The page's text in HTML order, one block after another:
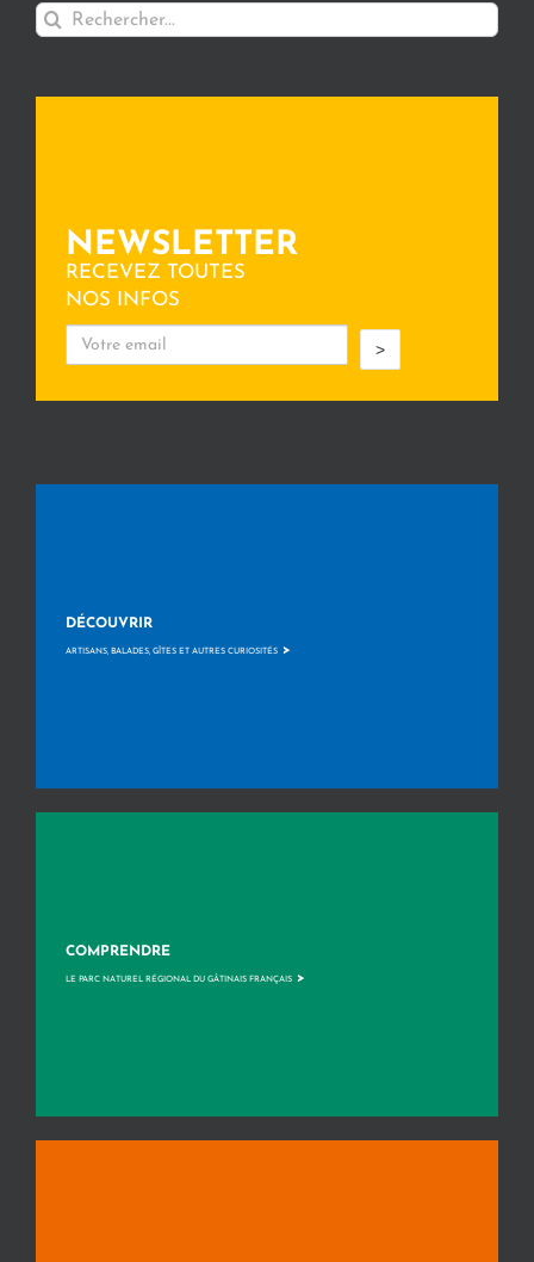
Rechercher:
NEWSLETTER
RECEVEZ TOUTES
NOS INFOS
>
DÉCOUVRIR
ARTISANS, BALADES, GÎTES ET AUTRES CURIOSITÉS >
COMPRENDRE
LE PARC NATUREL RÉGIONAL DU GÂTINAIS FRANÇAIS >